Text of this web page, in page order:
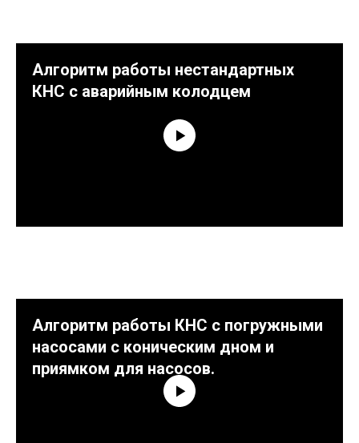
Алгоритм работы нестандартных
КНС с аварийным колодцем
Алгоритм работы КНС с погружными
насосами с коническим дном и
приямком для насосов.